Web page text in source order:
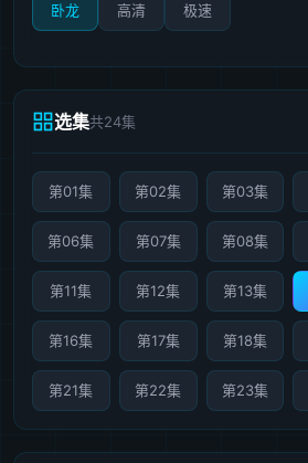
卧龙 高清 极速
选集共24集
第01集 第02集 第03集
第06集 第07集 第08集
第11集 第12集 第13集
第16集 第17集 第18集
第21集 第22集 第23集